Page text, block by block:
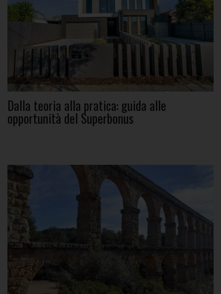
Dalla teoria alla pratica: guida alle
opportunità del Superbonus